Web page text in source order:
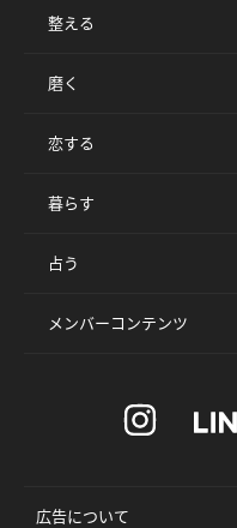
整える
磨く
恋する
暮らす
占う
メンバーコンテンツ
広告について